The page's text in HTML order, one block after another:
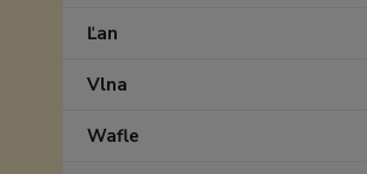
Ľan
Vlna
Wafle